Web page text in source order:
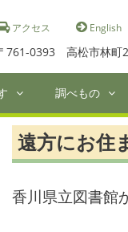
アクセス English
761-0393 高松市林町
調べもの
遠方にお住
香川県立図書館